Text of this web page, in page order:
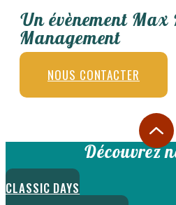
Un évènement Max
Management
NOUS CONTACTER
Découvrez
CLASSIC DAYS